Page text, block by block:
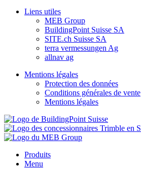
Liens utiles
MEB Group
BuildingPoint Suisse SA
SITE.ch Suisse SA
terra vermessungen Ag
allnav ag
Mentions légales
Protection des données
Conditions générales de vente
Mentions légales
Produits
Menu